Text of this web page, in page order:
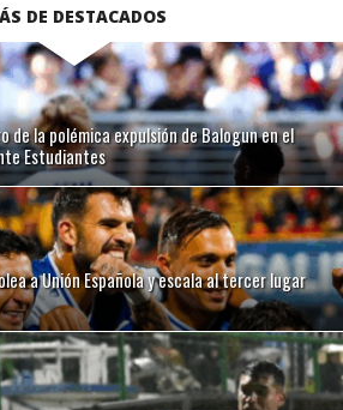
DE DESTACADOS
de la polémica expulsión de Balogun en el
Estudiantes
a Unión Española y escala al tercer lugar